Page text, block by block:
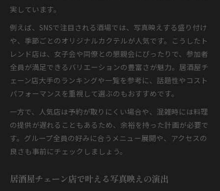
実しています。
例えば、SNSで注目される酒場では、写真映えする盛り付け
や、季節ごとのオリジナルカクテルが人気です。こうしたト
レンド店は、女子会や同僚との懇親会にぴったりで、参加者
全員が満足できるバリエーションの豊富さが魅力。居酒屋チ
ェーン店大手のランキングや一覧を参考に、話題性やコスト
パフォーマンスを重視して選ぶのもおすすめです。
一方で、人気店は予約が取りにくい場合や、混雑時には料理
の提供が遅れることもあるため、余裕を持った計画が必要で
す。グループ全員の好みに合うメニュー展開や、アクセスの
良さも事前にチェックしましょう。
居酒屋チェーン店で叶える写真映えの演出